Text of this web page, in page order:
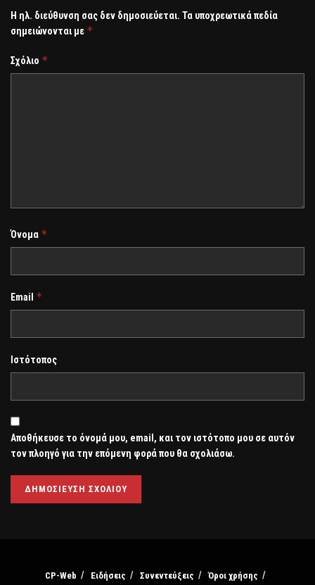
Η ηλ. διεύθυνση σας δεν δημοσιεύεται. Τα υποχρεωτικά πεδία
σημειώνονται με *
Σχόλιο *
Όνομα *
Email *
Ιστότοπος
Αποθήκευσε το όνομά μου, email, και τον ιστότοπο μου σε αυτόν
τον πλοηγό για την επόμενη φορά που θα σχολιάσω.
CP-Web Ειδήσεις Συνεντεύξεις
Όροι χρήσης